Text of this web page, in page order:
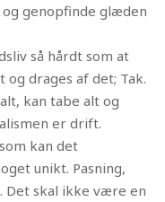
genopfinde glæden
så hårdt som at
drages af det; Tak.
kan tabe alt og
er drift.
kan det
unikt. Pasning,
Det skal ikke være en